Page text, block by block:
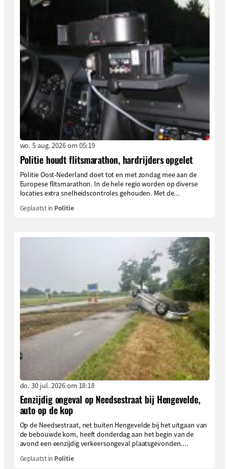
wo. 5 aug. 2026 om 05:19
Politie houdt flitsmarathon, hardrijders opgelet
Politie Oost-Nederland doet tot en met zondag mee aan de
Europese flitsmarathon. In de hele regio worden op diverse
locaties extra snelheidscontroles gehouden. Met de...
Geplaatst in Politie
do. 30 jul. 2026 om 18:18
Eenzijdig ongeval op Needsestraat bij Hengevelde,
auto op de kop
Op de Needsestraat, net buiten Hengevelde bij het uitgaan van
de bebouwde kom, heeft donderdag aan het begin van de
avond een eenzijdig verkeersongeval plaatsgevonden....
Geplaatst in Politie